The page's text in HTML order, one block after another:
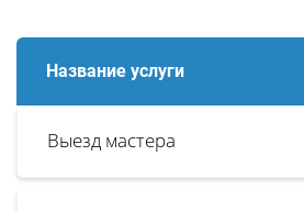
Название услуги
Выезд мастера